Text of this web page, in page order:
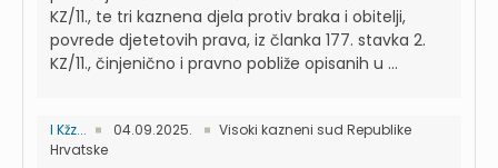
KZ/11., te tri kaznena djela protiv braka i obitelji,
povrede djetetovih prava, iz članka 177. stavka 2.
KZ/11., činjenično i pravno pobliže opisanih u ...
I Kžz... 04.09.2025.
Visoki kazneni sud Republike
Hrvatske